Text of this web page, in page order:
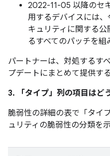
2022-11-05 以降のセ
用するデバイスには
キュリティに関する
るすべてのパッチを組
パートナーは、対処するす
プデートにまとめて提供す
3. 「タイプ」 列の項目はど
脆弱性の詳細の表で「タイプ
ュリティの脆弱性の分類を